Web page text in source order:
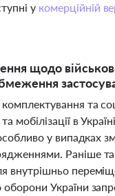
у комерційній
щодо
та
мобілізації в
у випадках
Раніше
внутрішньо
України